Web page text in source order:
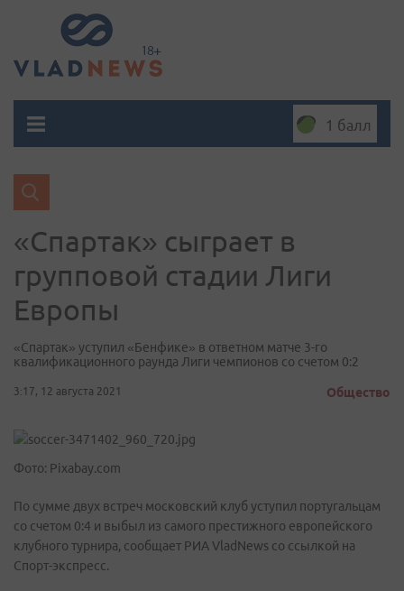
1 балл
«Спартак» сыграет в
групповой стадии Лиги
Европы
«Спартак» уступил «Бенфике» в ответном матче 3-го
квалификационного раунда Лиги чемпионов со счетом 0:2
3:17, 12 августа 2021 Общество
Фото: Pixabay.com
По сумме двух встреч московский клуб уступил португальцам
со счетом 0:4 и выбыл из самого престижного европейского
клубного турнира, сообщает РИА VladNews со ссылкой на
Спорт-экспресс.